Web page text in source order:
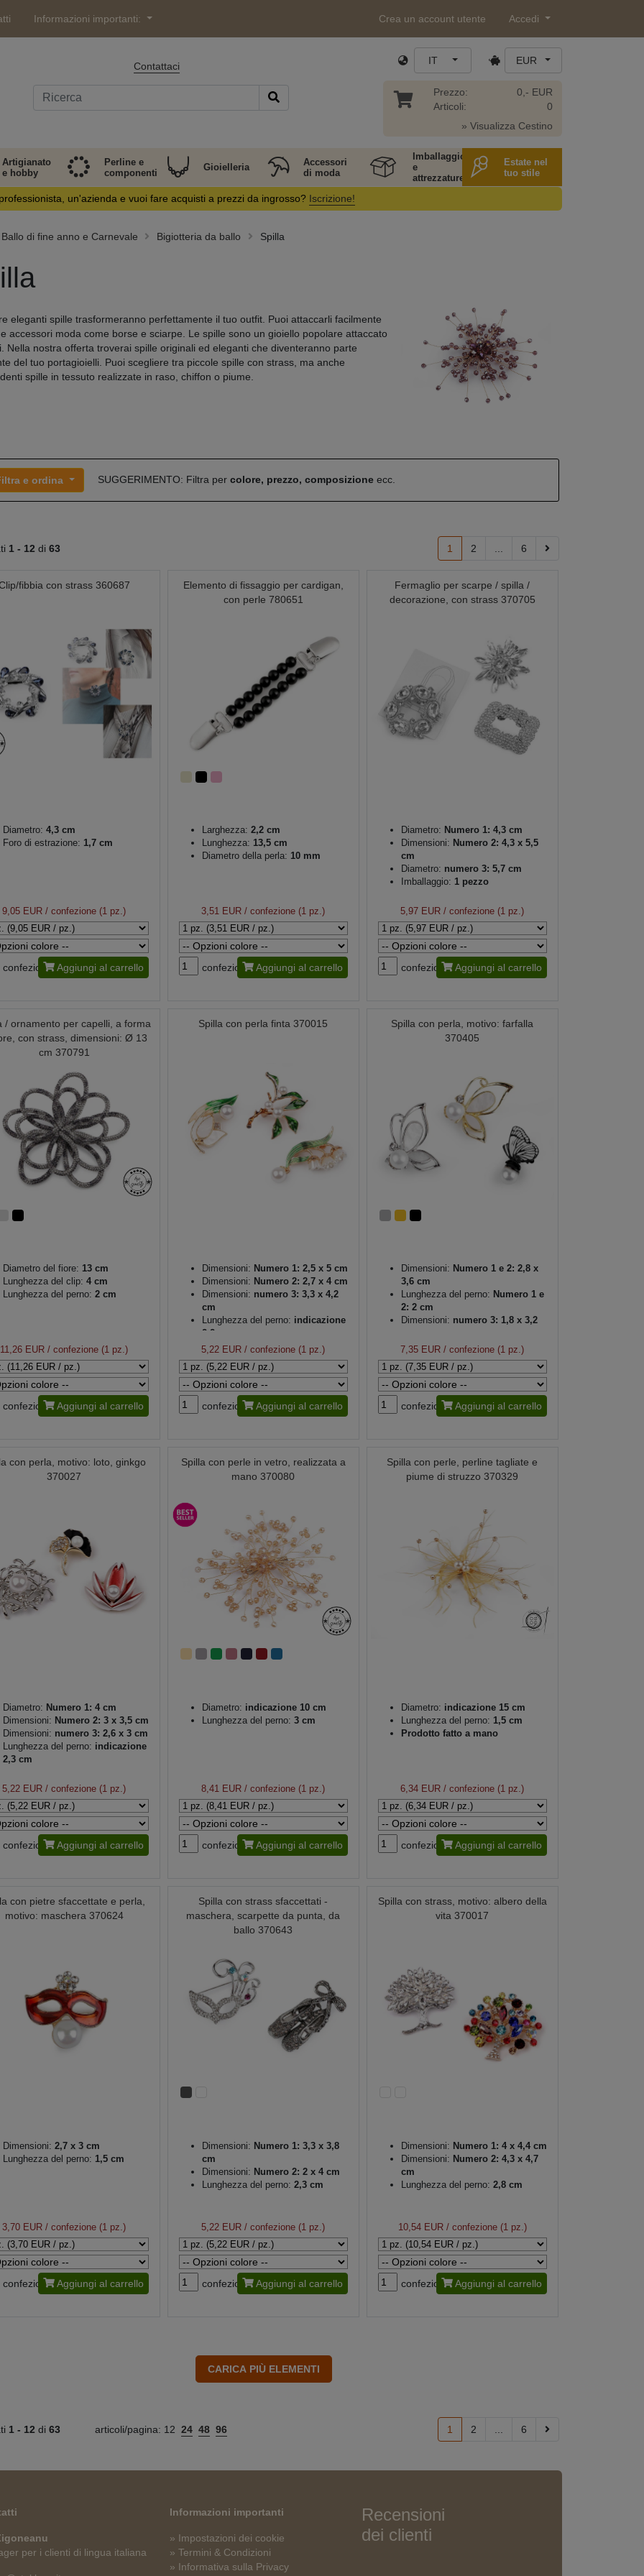
Informazioni importanti: Crea un account utente Accedi
Contattaci IT EUR
Prezzo:
Articoli:
0,- EUR
0
» Visualizza Cestino
Artigianato
e hobby
Perline e
componenti
Gioielleria
Accessori
di moda
Imballaggio
e
attrezzature
Estate nel
tuo stile
un'azienda e vuoi fare acquisti a prezzi da ingrosso? Iscrizione!
Ballo di fine anno e Carnevale Bigiotteria da ballo Spilla
eleganti spille trasformeranno perfettamente il tuo outfit. Puoi attaccarli facilmente
accessori moda come borse e sciarpe. Le spille sono un gioiello popolare attaccato
Nella nostra offerta troverai spille originali ed eleganti che diventeranno parte
del tuo portagioielli. Puoi scegliere tra piccole spille con strass, ma anche
spille in tessuto realizzate in raso, chiffon o piume.
e ordina SUGGERIMENTO: Filtra per colore, prezzo, composizioneecc.
1 - 12 di 63 1 2 6
fibbia con strass 360687
Diametro: 4,3 cm
Foro di estrazione: 1,7 cm
9,05 EUR / confezione (1 pz.)
confezione Aggiungi al carrello
Elemento di fissaggio per cardigan,
con perle 780651
Larghezza: 2,2 cm
Lunghezza: 13,5 cm
Diametro della perla: 10 mm
3,51 EUR / confezione (1 pz.)
confezione Aggiungi al carrello
Fermaglio per scarpe / spilla /
decorazione, con strass 370705
Diametro: Numero 1: 4,3 cm
Dimensioni: Numero 2: 4,3 x 5,5
cm
Diametro: numero 3: 5,7 cm
Imballaggio: 1 pezzo
5,97 EUR / confezione (1 pz.)
confezione Aggiungi al carrello
/ ornamento per capelli, a forma
con strass, dimensioni: Ø 13
cm 370791
Diametro del fiore: 13 cm
Lunghezza del clip: 4 cm
Lunghezza del perno: 2 cm
11,26 EUR / confezione (1 pz.)
confezione Aggiungi al carrello
Spilla con perla finta 370015
Dimensioni: Numero 1: 2,5 x 5 cm
Dimensioni: Numero 2: 2,7 x 4 cm
Dimensioni: numero 3: 3,3 x 4,2
cm
Lunghezza del perno: indicazione
2,2 cm
5,22 EUR / confezione (1 pz.)
confezione Aggiungi al carrello
Spilla con perla, motivo: farfalla
370405
Dimensioni: Numero 1 e 2: 2,8 x
3,6 cm
Lunghezza del perno: Numero 1 e
2: 2 cm
Dimensioni: numero 3: 1,8 x 3,2
Lunghezza del perno:numero 3:
1,2 cm
Imitazione madreperla
7,35 EUR / confezione (1 pz.)
confezione Aggiungi al carrello
con perla, motivo: loto, ginkgo
370027
Diametro: Numero 1: 4 cm
Dimensioni: Numero 2: 3 x 3,5 cm
Dimensioni: numero 3: 2,6 x 3 cm
Lunghezza del perno: indicazione
2,3 cm
5,22 EUR / confezione (1 pz.)
confezione Aggiungi al carrello
Spilla con perle in vetro, realizzata a
mano 370080
Diametro: indicazione 10 cm
Lunghezza del perno: 3 cm
8,41 EUR / confezione (1 pz.)
confezione Aggiungi al carrello
Spilla con perle, perline tagliate e
piume di struzzo 370329
Diametro: indicazione 15 cm
Lunghezza del perno: 1,5 cm
Prodotto fatto a mano
6,34 EUR / confezione (1 pz.)
confezione Aggiungi al carrello
con pietre sfaccettate e perla,
motivo: maschera 370624
Dimensioni: 2,7 x 3 cm
Lunghezza del perno: 1,5 cm
3,70 EUR / confezione (1 pz.)
confezione Aggiungi al carrello
Spilla con strass sfaccettati -
maschera, scarpette da punta, da
ballo 370643
Dimensioni: Numero 1: 3,3 x 3,8
cm
Dimensioni: Numero 2: 2 x 4 cm
Lunghezza del perno: 2,3 cm
5,22 EUR / confezione (1 pz.)
confezione Aggiungi al carrello
Spilla con strass, motivo: albero della
vita 370017
Dimensioni: Numero 1: 4 x 4,4 cm
Dimensioni: Numero 2: 4,3 x 4,7
cm
Lunghezza del perno: 2,8 cm
10,54 EUR/ confezione (1 pz.)
confezione Aggiungi al carrello
1 - 12 di 63 articoli/pagina: 12 24 48 96 1 2 6
per i clienti di lingua italiana
Informazioni importanti
» Impostazioni dei cookie
» Termini & Condizioni
» Informativa sulla Privacy
Recensioni
dei clienti